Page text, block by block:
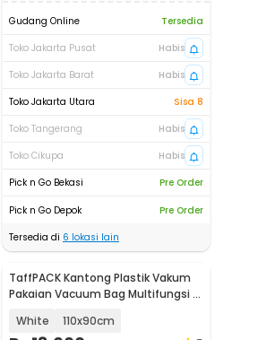
Gudang Online
Tersedia
Toko Jakarta Pusat
Habis
Toko Jakarta Barat
Habis
Toko Jakarta Utara
Sisa 8
Toko Tangerang
Habis
Toko Cikupa
Habis
Pick n Go Bekasi
Pre Order
Pick n Go Depok
Pre Order
Tersedia di 6 lokasi lain
TaffPACK Kantong Plastik Vakum
Pakaian Vacuum Bag Multifungsi 1
White 110x90cm